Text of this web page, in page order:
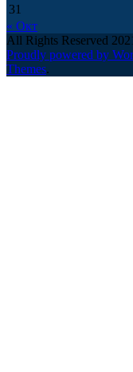
31
« Окт
All Rights Reserved
Proudly powered by
Themes.